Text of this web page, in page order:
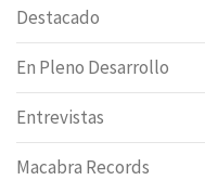
Destacado
En Pleno Desarrollo
Entrevistas
Macabra Records